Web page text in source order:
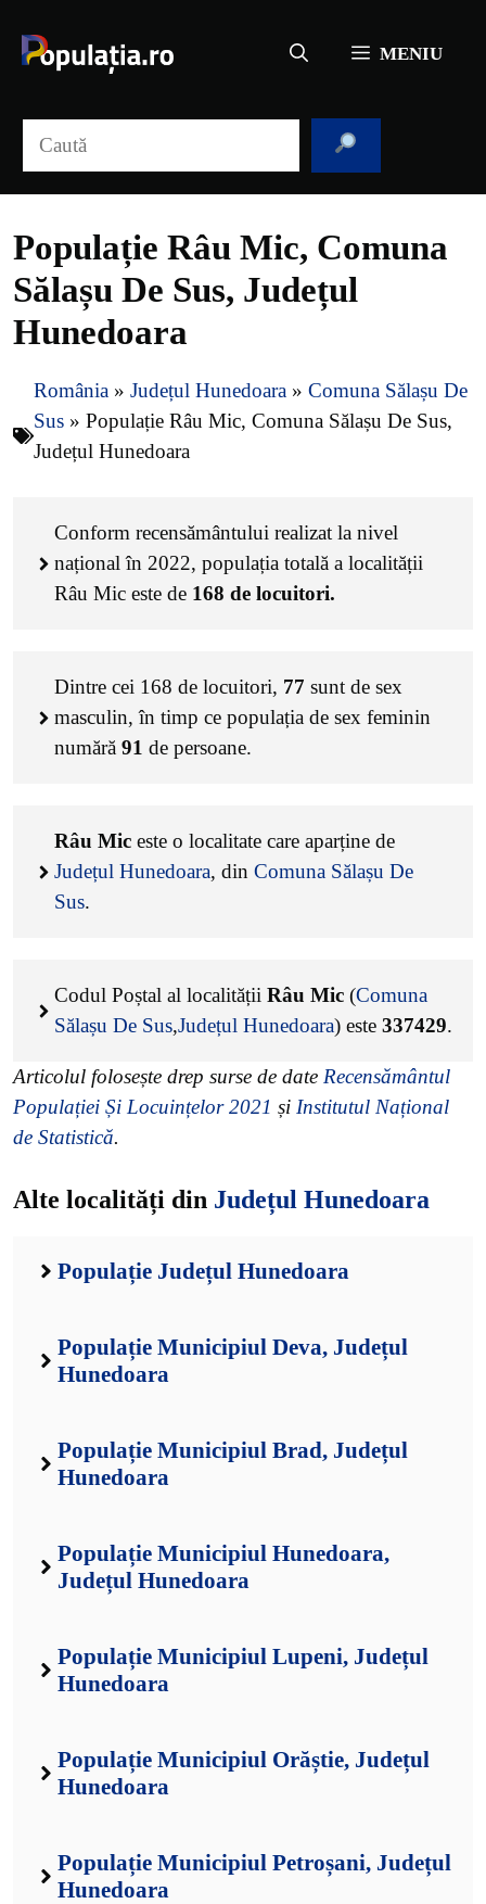
conținut
MENIU
Populație Râu Mic, Comuna
Sălașu De Sus, Județul
Hunedoara
România » Județul Hunedoara » Comuna Sălașu De
Sus » Populație Râu Mic, Comuna Sălașu De Sus,
Județul Hunedoara
Conform recensământului realizat la nivel
național în 2022, populația totală a localității
Râu Mic este de 168 de locuitori.
Dintre cei 168 de locuitori, 77 sunt de sex
masculin, în timp ce populația de sex feminin
numără 91 de persoane.
Râu Mic este o localitate care aparține de
Județul Hunedoara, din Comuna Sălașu De
Sus.
Codul Poștal al localității Râu Mic (Comuna
Sălașu De Sus,Județul Hunedoara) este 337429.
Articolul folosește drep surse de date Recensământul
Populației Și Locuințelor 2021 și Institutul Național
de Statistică.
Alte localități din Județul Hunedoara
Populație Județul Hunedoara
Populație Municipiul Deva, Județul
Hunedoara
Populație Municipiul Brad, Județul
Hunedoara
Populație Municipiul Hunedoara,
Județul Hunedoara
Populație Municipiul Lupeni, Județul
Hunedoara
Populație Municipiul Orăștie, Județul
Hunedoara
Populație Municipiul Petroșani, Județul
Hunedoara